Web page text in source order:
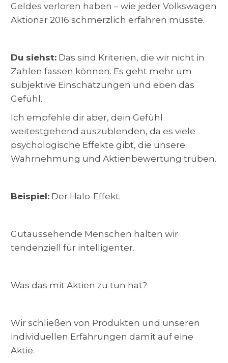
Geldes verloren haben – wie jeder Volkswagen
Aktionär 2016 schmerzlich erfahren musste.
Du siehst: Das sind Kriterien, die wir nicht in
Zahlen fassen können. Es geht mehr um
subjektive Einschätzungen und eben das
Gefühl.
Ich empfehle dir aber, dein Gefühl
weitestgehend auszublenden, da es viele
psychologische Effekte gibt, die unsere
Wahrnehmung und Aktienbewertung trüben.
Beispiel: Der Halo-Effekt.
Gutaussehende Menschen halten wir
tendenziell für intelligenter.
Was das mit Aktien zu tun hat?
Wir schließen von Produkten und unseren
individuellen Erfahrungen damit auf eine
Aktie.